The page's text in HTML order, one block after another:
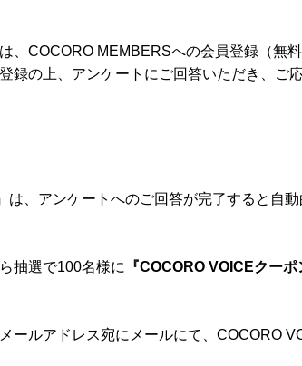
、COCORO MEMBERSへの会員登録（無
録の上、アンケートにご回答いただき、ご応
は、アンケートへのご回答が完了すると自
抽選で100名様に 『COCORO VOICEクーポ
ールアドレス宛にメールにて、COCORO